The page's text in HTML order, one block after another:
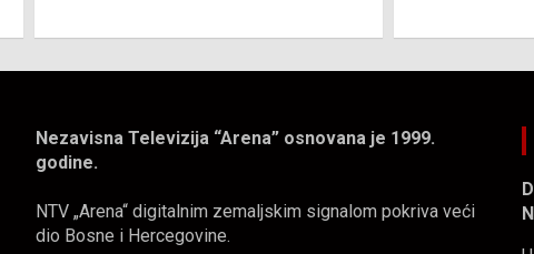
Nezavisna Televizija “Arena” osnovana je 1999.
godine.
NTV „Arena“ digitalnim zemaljskim signalom pokriva veći
dio Bosne i Hercegovine.